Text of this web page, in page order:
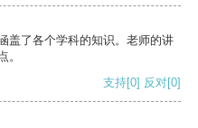
盖了各个学科的知识。老师的讲
。
支持[0] 反对[0]